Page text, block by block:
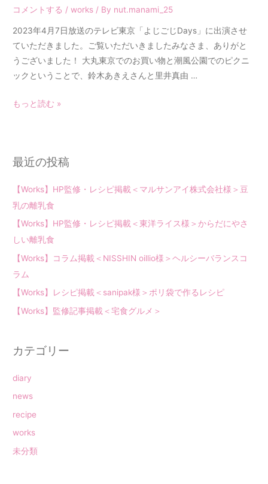
コメントする /works / By nut.manami_25
2023年4月7日放送のテレビ東京「よじごじDays」に出演させ
ていただきました。ご覧いただいきましたみなさま、ありがと
うございました！ 大丸東京でのお買い物と潮風公園でのピクニ
ックということで、鈴木あきえさんと里井真由 …
もっと読む »
最近の投稿
【Works】HP監修・レシピ掲載＜マルサンアイ株式会社様＞豆
乳の離乳食
【Works】HP監修・レシピ掲載＜東洋ライス様＞からだにやさ
しい離乳食
【Works】コラム掲載＜NISSHIN oillio様＞ヘルシーバランスコ
ラム
【Works】レシピ掲載＜sanipak様＞ポリ袋で作るレシピ
【Works】監修記事掲載＜宅食グルメ＞
カテゴリー
diary
news
recipe
works
未分類